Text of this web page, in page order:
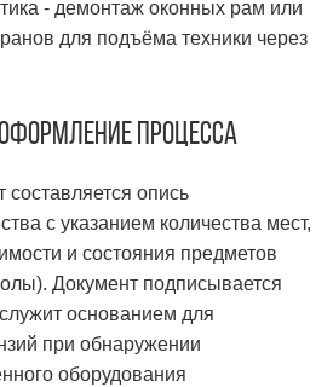
- демонтаж оконных рам или
для подъёма техники через
процесса
опись
с указанием количества мест,
и состояния предметов
Документ подписывается
основанием для
при обнаружении
оборудования